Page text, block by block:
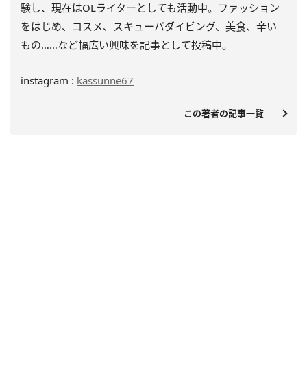
験し、 現在はOLライターとしても活動中。ファッション
をはじめ、 コスメ、スキューバダイビング、美食、辛い
もの……など幅広い興味を記事として投稿中。
instagram : kassunne67
この著者の記事一覧